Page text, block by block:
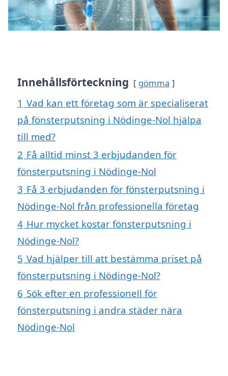
Innehållsförteckning gömma
1 Vad kan ett företag som är specialiserat
på fönsterputsning i Nödinge-Nol hjälpa
till med?
2 Få alltid minst 3 erbjudanden för
fönsterputsning i Nödinge-Nol
3 Få 3 erbjudanden för fönsterputsning i
Nödinge-Nol från professionella företag
4 Hur mycket kostar fönsterputsning i
Nödinge-Nol?
5 Vad hjälper till att bestämma priset på
fönsterputsning i Nödinge-Nol?
6 Sök efter en professionell för
fönsterputsning i andra städer nära
Nödinge-Nol